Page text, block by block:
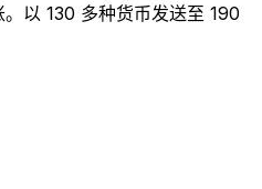
以 130 多种货币发送至 190